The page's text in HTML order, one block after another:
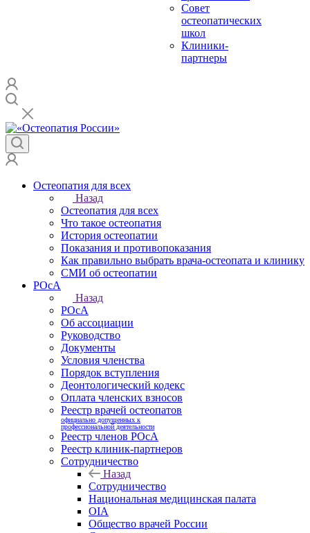
Совет
остеопатических
школ
Клиники-
партнеры
Остеопатия для всех
Назад
Остеопатия для всех
Что такое остеопатия
История остеопатии
Показания и противопоказания
Как правильно выбрать врача-остеопата и клинику
СМИ об остеопатии
РОсА
Назад
РОсА
Об ассоциации
Руководство
Документы
Условия членства
Порядок вступления
Деонтологический кодекс
Оплата членских взносов
Реестр врачей остеопатов
официально допущенных к
профессиональной деятельности
Реестр членов РОсА
Реестр клиник-партнеров
Сотрудничество
Назад
Сотрудничество
Национальная медицинская палата
OIA
Общество врачей России